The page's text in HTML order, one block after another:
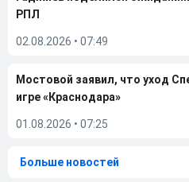
РПЛ
02.08.2026 • 07:49
Мостовой заявил, что уход
игре «Краснодара»
01.08.2026 • 07:25
Больше новостей